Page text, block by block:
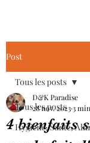
Post
Tous les posts
Hygiène, Santé,
Tous les posts
4 bienfaits
D&K Paradise
28 nov. 20233